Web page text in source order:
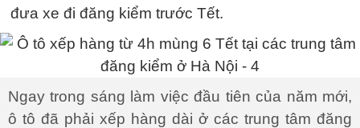
đưa xe đi đăng kiểm trước Tết.
Ngay trong sáng làm việc đầu tiên của năm mới,
ô tô đã phải xếp hàng dài ở các trung tâm đăng